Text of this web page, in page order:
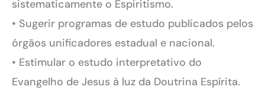
sistematicamente o Espiritismo.
• Sugerir programas de estudo publicados pelos
órgãos unificadores estadual e nacional.
• Estimular o estudo interpretativo do
Evangelho de Jesus à luz da Doutrina Espírita.